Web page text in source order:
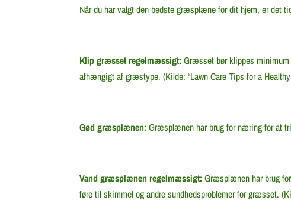
Når du har valgt den bedste græsplæne for dit hjem, er det
Klip græsset regelmæssigt: Græsset bør klippes
afhængigt af græstype. (Kilde: “Lawn Care Tips for a
Gød græsplænen: Græsplænen har brug for næring for at
Vand græsplænen regelmæssigt: Græsplænen har brug
føre til skimmel og andre sundhedsproblemer for græsset.